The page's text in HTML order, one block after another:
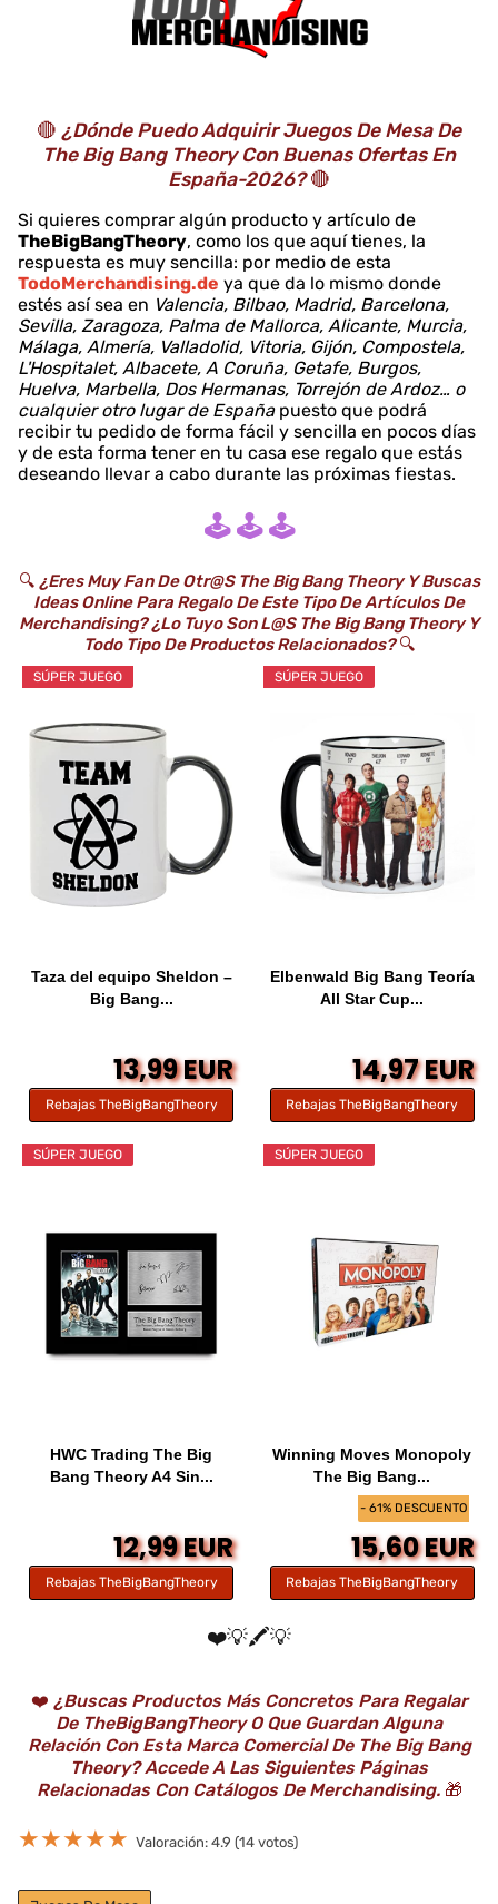
🔴 ¿Dónde Puedo Adquirir Juegos De Mesa De
The Big Bang Theory Con Buenas Ofertas En
España-2026?🔴
Si quieres comprar algún producto y artículo de
TheBigBangTheory, como los que aquí tienes, la
respuesta es muy sencilla: por medio de esta
TodoMerchandising.de ya que da lo mismo donde
estés así sea en Valencia, Bilbao, Madrid, Barcelona,
Sevilla, Zaragoza, Palma de Mallorca, Alicante, Murcia,
Málaga, Almería, Valladolid, Vitoria, Gijón, Compostela,
L'Hospitalet, Albacete, A Coruña, Getafe, Burgos,
Huelva, Marbella, Dos Hermanas, Torrejón de Ardoz… o
cualquier otro lugar de Españapuesto que podrá
recibir tu pedido de forma fácil y sencilla en pocos días
y de esta forma tener en tu casa ese regalo que estás
deseando llevar a cabo durante las próximas fiestas.
🕹️ 🕹️ 🕹️
🔍 ¿Eres Muy Fan De Otr@s The Big Bang Theory Y Buscas
Ideas Online Para Regalo De Este Tipo De Artículos De
Merchandising? ¿Lo Tuyo Son L@s The Big Bang Theory Y
Todo Tipo De Productos Relacionados?🔍
SÚPER JUEGO
Taza del equipo Sheldon –
Big Bang...
13,99 EUR
Rebajas TheBigBangTheory
SÚPER JUEGO
Elbenwald Big Bang Teoría
All Star Cup...
14,97 EUR
Rebajas TheBigBangTheory
SÚPER JUEGO
HWC Trading The Big
Bang Theory A4 Sin...
12,99 EUR
Rebajas TheBigBangTheory
- 61% DESCUENTO
SÚPER JUEGO
Winning Moves Monopoly
The Big Bang...
15,60 EUR
Rebajas TheBigBangTheory
❤️💡🖍️💡
❤️ ¿Buscas Productos Más Concretos Para Regalar
De TheBigBangTheory O Que Guardan Alguna
Relación Con Esta Marca Comercial De The Big Bang
Theory? Accede A Las Siguientes Páginas
Relacionadas Con Catálogos De Merchandising.🎁
★★★★★ Valoración: 4.9 (14 votos)